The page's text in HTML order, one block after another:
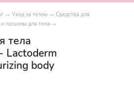
Уход за телом
Средства для
лосьоны для тела
тела
body